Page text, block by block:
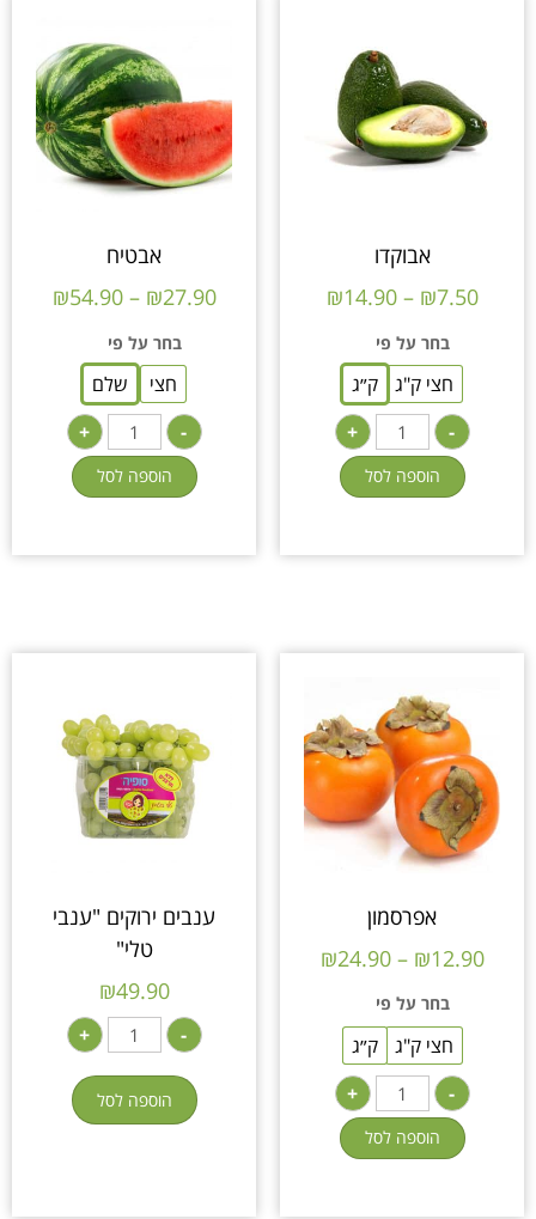
אבוקדו
₪7.50
–
₪14.90
בחר על פי
חצי ק"ג
ק״ג
-
+
הוספה לסל
אבטיח
₪27.90
–
₪54.90
בחר על פי
חצי
שלם
-
+
הוספה לסל
אפרסמון
₪12.90
–
₪24.90
בחר על פי
חצי ק"ג
ק״ג
-
+
הוספה לסל
ענבים ירוקים "ענבי
טלי"
₪49.90
-
+
הוספה לסל